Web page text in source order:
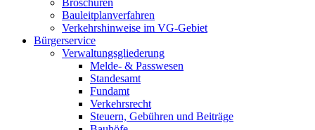
Broschüren
Bauleitplanverfahren
Verkehrshinweise im VG-Gebiet
Bürgerservice
Verwaltungsgliederung
Melde- & Passwesen
Standesamt
Fundamt
Verkehrsrecht
Steuern, Gebühren und Beiträge